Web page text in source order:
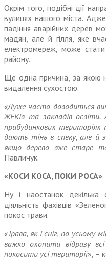
Окрім того, подібні дії
вулицях нашого міста.
падіння аварійних дерев
мадян, але й гілля, яке
електромереж, може стати
району.
Ще одна причина, за якою
видалення сухостою.
«Дуже часто доводиться
ЖЕКів та закладів
прибу­динкових територіях
дають тінь в спеку, але й
якщо дерево вже старе
Павличук.
«КОСИ КОСА, ПОКИ РОСА»
Ну і наостанок декілька
діяльність фахівців
покос трави.
«Трава, як і сніг, по усьому
важко охопити відразу
покосити усі території», –